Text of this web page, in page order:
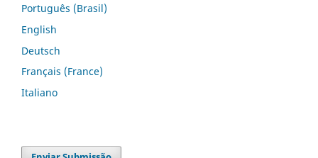
Português (Brasil)
English
Deutsch
Français (France)
Italiano